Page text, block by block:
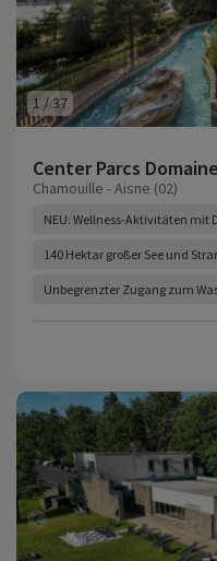
1 /37
Center Parcs
Chamouille - Aisne (02)
NEU: Wellness-Aktivitäten mit
140 Hektar großer See und
Unbegrenzter Zugang zum